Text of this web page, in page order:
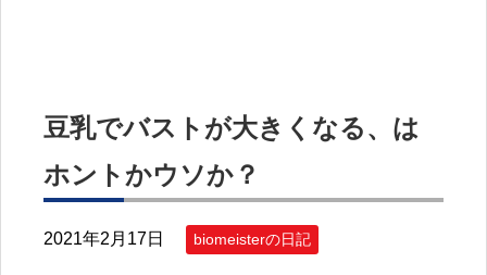
豆乳でバストが大きくなる、は
ホントかウソか？
2021年2月17日 biomeisterの日記